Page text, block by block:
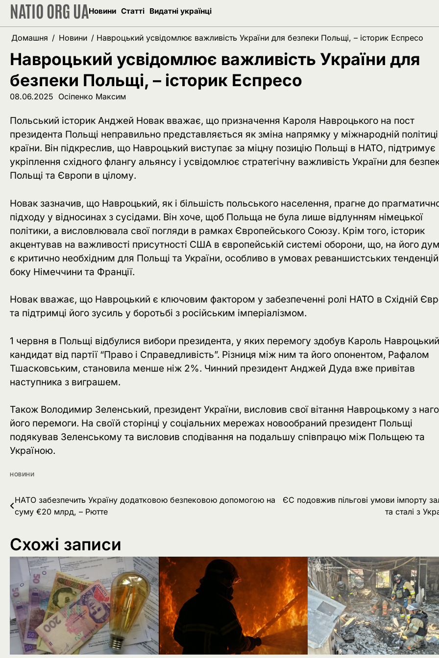
Перейти
вмісту
NATIO ORG UAНовини Статті Видатні українці
Домашня Новини Навроцький усвідомлює важливість України для безпеки Польщі, – історик Еспресо
Навроцький усвідомлює важливість України для
безпеки Польщі, – історик Еспресо
08.06.2025 Осіпенко Максим
Польський історик Анджей Новак вважає, що призначення Кароля Навроцького на пост
президента Польщі неправильно представляється як зміна напрямку у міжнародній політиці
країни. Він підкреслив, що Навроцький виступає за міцну позицію Польщі в НАТО, підтримує
укріплення східного флангу альянсу і усвідомлює стратегічну важливість України для
Польщі та Європи в цілому.
Новак зазначив, що Навроцький, як і більшість польського населення, прагне до
підходу у відносинах з сусідами. Він хоче, щоб Польща не була лише відлунням німецької
політики, а висловлювала свої погляди в рамках Європейського Союзу. Крім того, історик
акцентував на важливості присутності США в європейській системі оборони, що, на його
є критично необхідним для Польщі та України, особливо в умовах реваншистських
боку Німеччини та Франції.
Новак вважає, що Навроцький є ключовим фактором у забезпеченні ролі НАТО в Східній
та підтримці його зусиль у боротьбі з російським імперіалізмом.
1 червня в Польщі відбулися вибори президента, у яких перемогу здобув Кароль
кандидат від партії “Право і Справедливість”. Різниця між ним та його опонентом, Рафалом
Тшасковським, становила менше ніж 2%. Чинний президент Анджей Дуда вже привітав
наступника з виграшем.
Також Володимир Зеленський, президент України, висловив свої вітання Навроцькому з
його перемоги. На своїй сторінці у соціальних мережах новообраний президент Польщі
подякував Зеленському та висловив сподівання на подальшу співпрацю між Польщею та
Україною.
НОВИНИ
Навігація
записів
НАТО забезпечить Україну додатковою безпековою допомогою на
суму €20 млрд, – Рютте
ЄС подовжив пільгові умови імпорту
та сталі з
Схожі записи